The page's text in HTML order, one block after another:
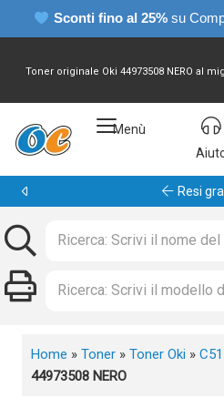
Sconti fino al 25% su
Toner originale Oki 44973508 NERO al
Menù
Garanzia
Home » Toner » Toner Oki »
44973508 NERO